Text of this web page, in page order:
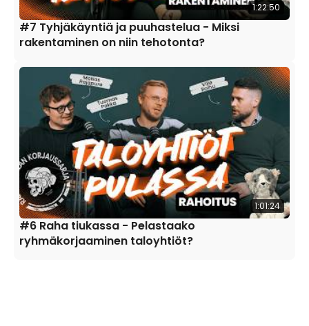
1:22:50
#7 Tyhjäkäyntiä ja puuhastelua - Miksi
rakentaminen on niin tehotonta?
1:01:24
#6 Raha tiukassa - Pelastaako
ryhmäkorjaaminen taloyhtiöt?